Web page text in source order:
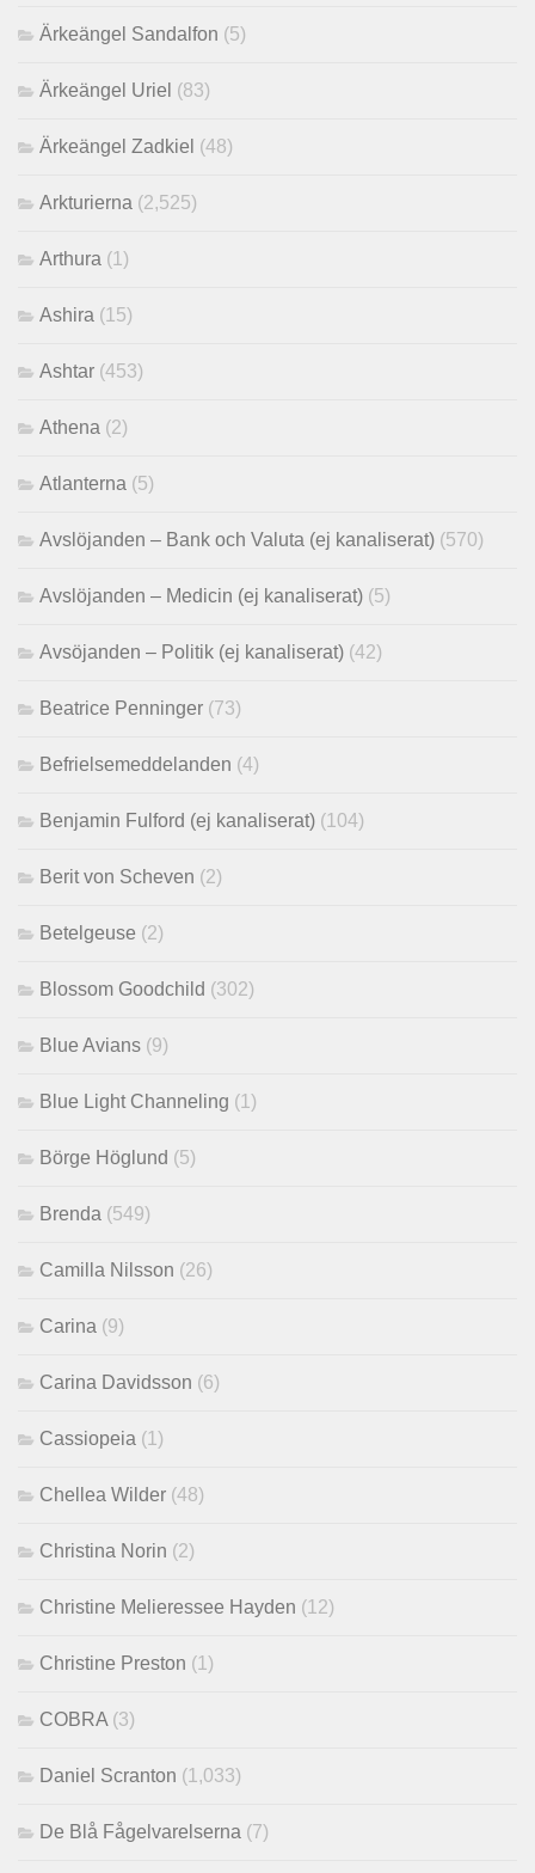
Ärkeängel Sandalfon (5)
Ärkeängel Uriel (83)
Ärkeängel Zadkiel (48)
Arkturierna (2,525)
Arthura (1)
Ashira (15)
Ashtar (453)
Athena (2)
Atlanterna (5)
Avslöjanden – Bank och Valuta (ej kanaliserat) (570)
Avslöjanden – Medicin (ej kanaliserat) (5)
Avsöjanden – Politik (ej kanaliserat) (42)
Beatrice Penninger (73)
Befrielsemeddelanden (4)
Benjamin Fulford (ej kanaliserat) (104)
Berit von Scheven (2)
Betelgeuse (2)
Blossom Goodchild (302)
Blue Avians (9)
Blue Light Channeling (1)
Börge Höglund (5)
Brenda (549)
Camilla Nilsson (26)
Carina (9)
Carina Davidsson (6)
Cassiopeia (1)
Chellea Wilder (48)
Christina Norin (2)
Christine Melieressee Hayden (12)
Christine Preston (1)
COBRA (3)
Daniel Scranton (1,033)
De Blå Fågelvarelserna (7)